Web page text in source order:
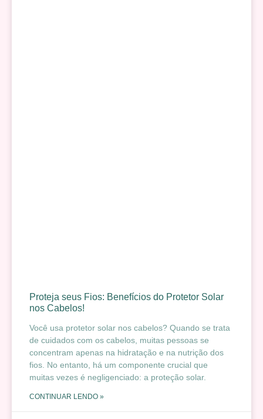
Proteja seus Fios: Benefícios do Protetor Solar
nos Cabelos!
Você usa protetor solar nos cabelos? Quando se trata
de cuidados com os cabelos, muitas pessoas se
concentram apenas na hidratação e na nutrição dos
fios. No entanto, há um componente crucial que
muitas vezes é negligenciado: a proteção solar.
CONTINUAR LENDO »